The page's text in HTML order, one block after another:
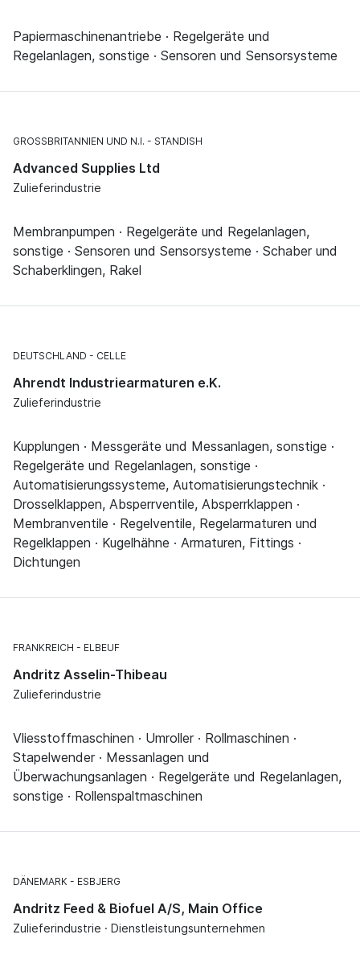
Papiermaschinenantriebe · Regelgeräte und
Regelanlagen, sonstige · Sensoren und Sensorsysteme
GROSSBRITANNIEN UND N.I. STANDISH
Advanced Supplies Ltd
Zulieferindustrie
Membranpumpen · Regelgeräte und Regelanlagen,
sonstige · Sensoren und Sensorsysteme · Schaber und
Schaberklingen, Rakel
DEUTSCHLAND CELLE
Ahrendt Industriearmaturen e.K.
Zulieferindustrie
Kupplungen · Messgeräte und Messanlagen, sonstige ·
Regelgeräte und Regelanlagen, sonstige ·
Automatisierungssysteme, Automatisierungstechnik ·
Drosselklappen, Absperrventile, Absperrklappen ·
Membranventile · Regelventile, Regelarmaturen und
Regelklappen · Kugelhähne · Armaturen, Fittings ·
Dichtungen
FRANKREICH ELBEUF
Andritz Asselin-Thibeau
Zulieferindustrie
Vliesstoffmaschinen · Umroller · Rollmaschinen ·
Stapelwender · Messanlagen und
Überwachungsanlagen · Regelgeräte und Regelanlagen,
sonstige · Rollenspaltmaschinen
DÄNEMARK ESBJERG
Andritz Feed & Biofuel A/S, Main Office
Zulieferindustrie · Dienstleistungsunternehmen